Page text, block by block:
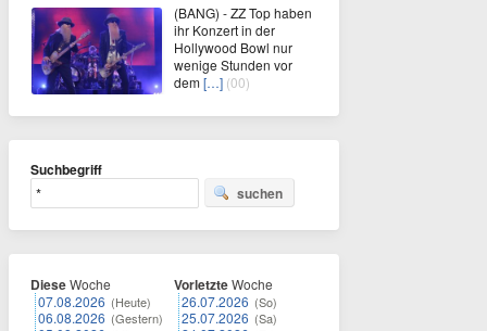
(BANG) - ZZ Top haben
ihr Konzert in der
Hollywood Bowl nur
wenige Stunden vor
dem[…] (00)
Suchbegriff
suchen
DieseWoche
07.08.2026 (Heute)
06.08.2026 (Gestern)
VorletzteWoche
26.07.2026 (So)
25.07.2026 (Sa)